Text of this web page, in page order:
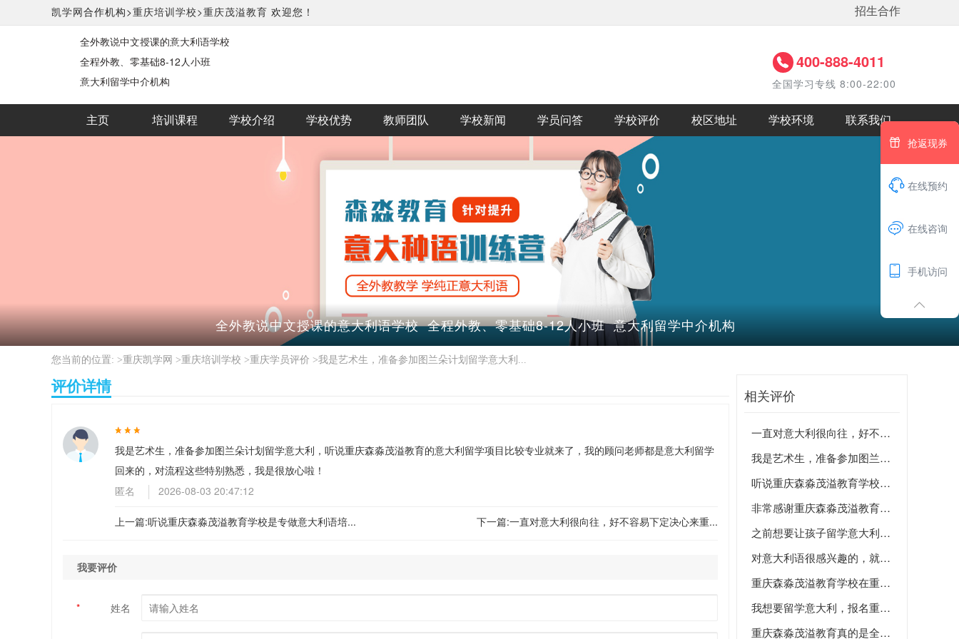
凯学网合作机构>重庆培训学校>重庆茂溢教育 欢迎您！ 招生合作
全外教说中文授课的意大利语学校
全程外教、零基础8-12人小班
意大利留学中介机构
400-888-4011
全国学习专线 8:00-22:00
主页 培训课程 学校介绍 学校优势 教师团队 学校新闻 学员问答 学校评价 校区地址 学校环境 联系我们
全外教说中文授课的意大利语学校 全程外教、零基础8-12人小班 意大利留学中介机构
您当前的位置: >重庆凯学网 >重庆培训学校 >重庆学员评价 >我是艺术生，准备参加图兰朵计划留学意大利...
评价详情
我是艺术生，准备参加图兰朵计划留学意大利，听说重庆森淼茂溢教育的意大利留学项目比较专业就来了，我的顾问老师都是意大利留学
回来的，对流程这些特别熟悉，我是很放心啦！
匿名
2026-08-03 20:47:12
上一篇:听说重庆森淼茂溢教育学校是专做意大利语培... 下一篇:一直对意大利很向往，好不容易下定决心来重...
我要评价
姓名
*
相关评价
一直对意大利很向往，好不容易
我是艺术生，准备参加图兰朵计
听说重庆森淼茂溢教育学校是专
非常感谢重庆森淼茂溢教育的老
之前想要让孩子留学意大利，所
对意大利语很感兴趣的，就挑着
重庆森淼茂溢教育学校在重庆地
我想要留学意大利，报名重庆森
重庆森淼茂溢教育真的是全外教
 抢返现券
 在线预约

1 在线咨询
 手机访问